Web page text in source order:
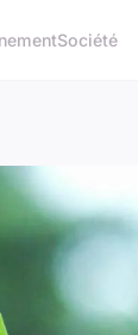
Société